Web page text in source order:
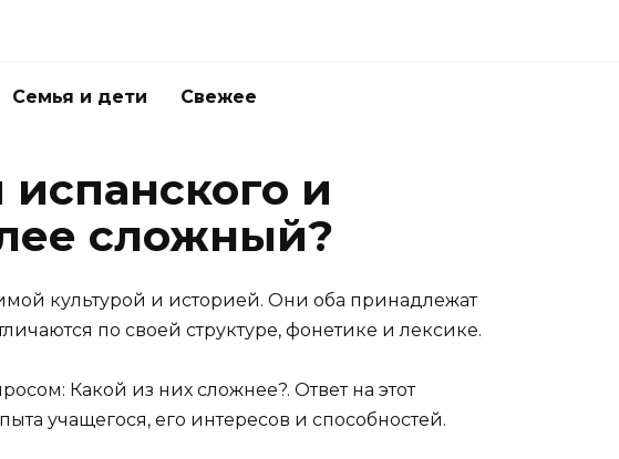
Семья и дети Свежее
и
сложный?
культурой и историей. Они оба принадлежат
по своей структуре, фонетике и лексике.
Какой из них сложнее?. Ответ на этот
учащегося, его интересов и способностей.